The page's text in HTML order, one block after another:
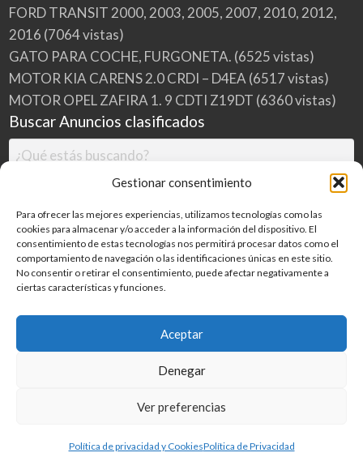
Gestionar consentimiento
Para ofrecer las mejores experiencias, utilizamos tecnologías como las
cookies para almacenar y/o acceder a la información del dispositivo. El
consentimiento de estas tecnologías nos permitirá procesar datos como el
comportamiento de navegación o las identificaciones únicas en este sitio.
No consentir o retirar el consentimiento, puede afectar negativamente a
ciertas características y funciones.
Aceptar
Denegar
Ver preferencias
Política de privacidad y CookiesPolítica de Privacidad
FORD TRANSIT 2000, 2003, 2005, 2007, 2010, 2012,
2016 (7064 vistas)
GATO PARA COCHE, FURGONETA. (6525 vistas)
MOTOR KIA CARENS 2.0 CRDI – D4EA (6517 vistas)
MOTOR OPEL ZAFIRA 1. 9 CDTI Z19DT (6360 vistas)
Buscar Anuncios clasificados